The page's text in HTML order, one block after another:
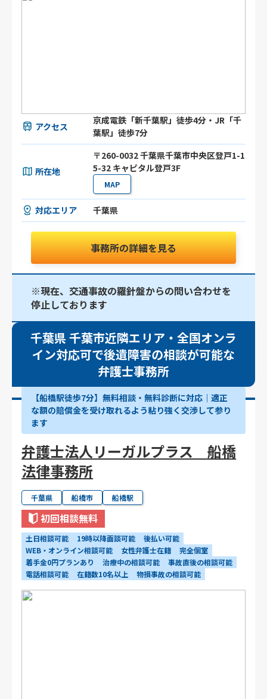
アクセス
京成電鉄「新千葉駅」徒歩4分・JR「千
葉駅」徒歩7分
所在地
〒260-0032 千葉県千葉市中央区登戸1-1
5-32 キャピタル登戸3F
MAP
対応エリア 千葉県
事務所の詳細を見る
※現在、交通事故の羅針盤からの問い合わせを
停止しております
千葉県 千葉市近隣エリア・全国オンラ
イン対応可で後遺障害の相談が可能な
弁護士事務所
【船橋駅徒歩7分】無料相談・無料診断に対応｜適正
な額の賠償金を受け取れるよう粘り強く交渉して参り
ます
弁護士法人リーガルプラス 船橋
法律事務所
千葉県 船橋市 船橋駅
初回相談無料
土日相談可能 19時以降面談可能
後払い可能
WEB・オンライン相談可能
女性弁護士在籍
完全個室
着手金0円プランあり
治療中の相談可能
事故直後の相談可能
電話相談可能
在籍数10名以上 物損事故の相談可能